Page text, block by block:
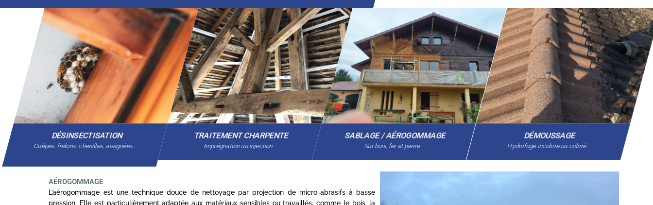
DÉSINSECTISATION
Guêpes, frelons, chenilles, araignées…
TRAITEMENT CHARPENTE
Imprégnation ou injection
SABLAGE / AÉROGOMMAGE
Sur bois, fer et pierre
DÉMOUSSAGE
Hydrofuge incolore ou coloré
AÉROGOMMAGE
L’aérogommage est une technique douce de nettoyage par projection de micro-abrasifs à basse
pression. Elle est particulièrement adaptée aux matériaux sensibles ou travaillés, comme le bois, la